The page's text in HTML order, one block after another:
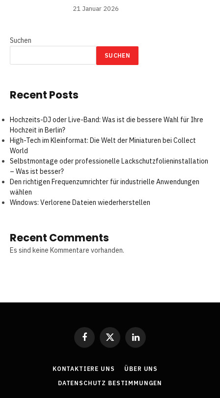
21 Januar 2026
Suchen
SUCHEN
Recent Posts
Hochzeits-DJ oder Live-Band: Was ist die bessere Wahl für Ihre
Hochzeit in Berlin?
High-Tech im Kleinformat: Die Welt der Miniaturen bei Collect
World
Selbstmontage oder professionelle Lackschutzfolieninstallation
– Was ist besser?
Den richtigen Frequenzumrichter für industrielle Anwendungen
wählen
Windows: Verlorene Dateien wiederherstellen
Recent Comments
Es sind keine Kommentare vorhanden.
Facebook
X
LinkedIn
KONTAKTIERE UNS
ÜBER UNS
DATENSCHUTZ BESTIMMUNGEN